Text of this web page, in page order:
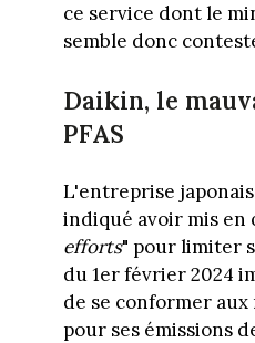
ce service dont le
semble donc
Daikin, le
PFAS
L'entreprise
indiqué avoir mis en
efforts" pour limiter
du 1er février 2024
de se conformer
pour ses émissions